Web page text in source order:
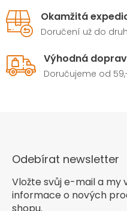
Okamžitá
Doručení už do
Výhodná
Doručujeme od
Odebírat newsletter
Vložte svůj e-mail a my
informace o nových
shopu.